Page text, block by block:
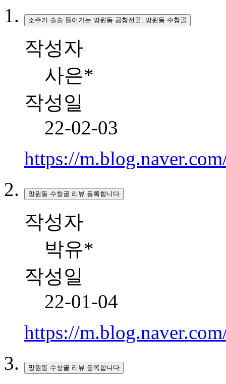
소주가 술술 들어가는 망원동 곱창전골, 망원동 수창골
작성자
사은*
작성일
22-02-03
https://
망원동 수창골 리뷰 등록합니다
작성자
박유*
작성일
22-01-04
https://
망원동 수창골 리뷰 등록합니다